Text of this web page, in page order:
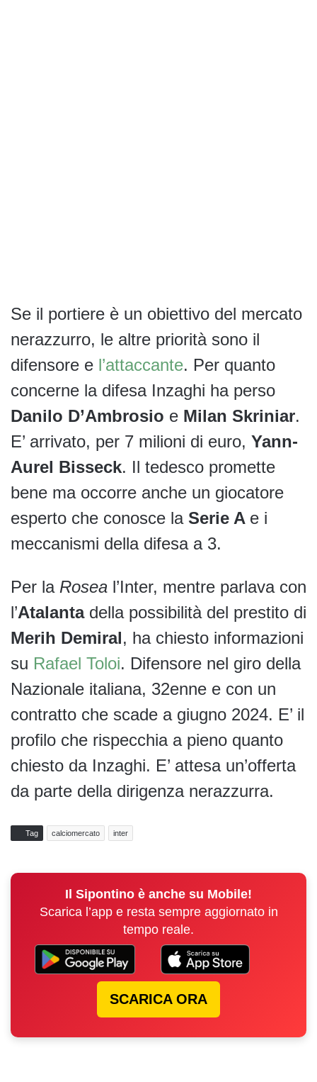
Se il portiere è un obiettivo del mercato
nerazzurro, le altre priorità sono il
difensore e l’attaccante. Per quanto
concerne la difesa Inzaghi ha perso
Danilo D’Ambrosio e Milan Skriniar.
E’ arrivato, per 7 milioni di euro, Yann-
Aurel Bisseck. Il tedesco promette
bene ma occorre anche un giocatore
esperto che conosce la Serie A e i
meccanismi della difesa a 3.
Per la Rosea l’Inter, mentre parlava con
l’Atalanta della possibilità del prestito di
Merih Demiral, ha chiesto informazioni
su Rafael Toloi. Difensore nel giro della
Nazionale italiana, 32enne e con un
contratto che scade a giugno 2024. E’ il
profilo che rispecchia a pieno quanto
chiesto da Inzaghi. E’ attesa un’offerta
da parte della dirigenza nerazzurra.
Tag calciomercato inter
Il Sipontino è anche su Mobile!
Scarica l’app e resta sempre aggiornato in
tempo reale.
SCARICA ORA